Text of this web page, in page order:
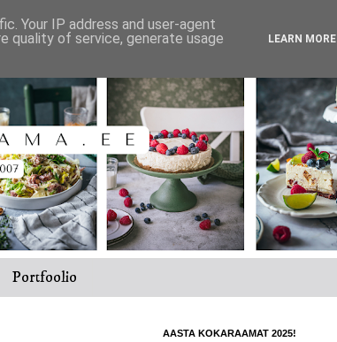
Portfoolio
AASTA KOKARAAMAT 2025!
Your IP address and user-agent
quality of service, generate usage
LEARN MORE